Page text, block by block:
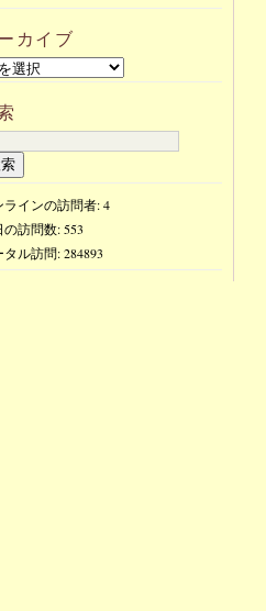
カイブ
ラインの訪問者: 4
の訪問数: 553
タル訪問:284893